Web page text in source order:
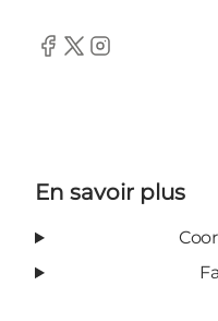
Facebook
TwitterInstagram
En savoir plus